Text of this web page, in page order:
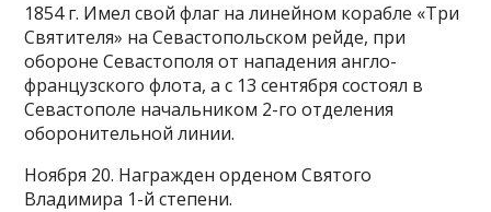
1854 г. Имел свой флаг на линейном корабле «Три
Святителя» на Севастопольском рейде, при
обороне Севастополя от нападения англо-
французского флота, а с 13 сентября состоял в
Севастополе начальником 2-го отделения
оборонительной линии.
Ноября 20. Награжден орденом Святого
Владимира 1-й степени.